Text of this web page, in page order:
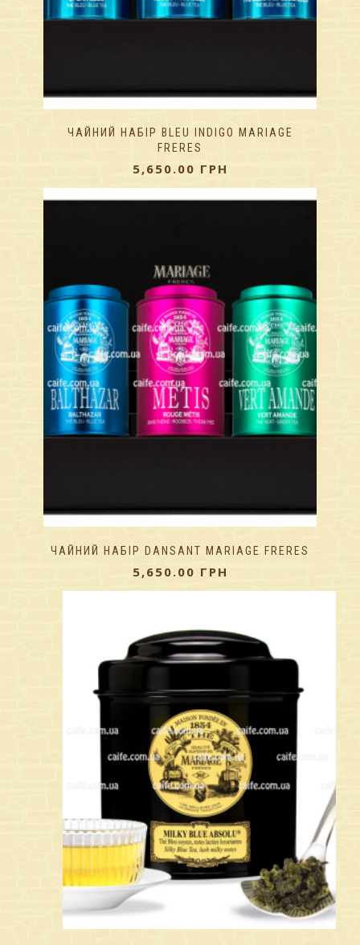
ЧАЙНИЙ НАБІР BLEU INDIGO MARIAGE
FRERES
5,650.00 ГРН
ЧАЙНИЙ НАБІР DANSANT MARIAGE FRERES
5,650.00 ГРН